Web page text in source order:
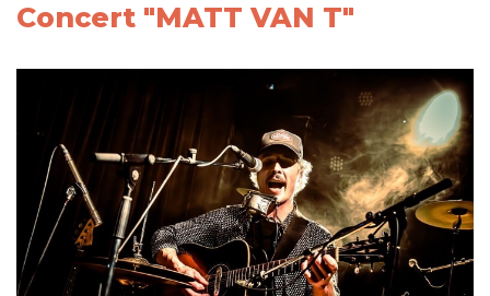
Concert "MATT VAN T"